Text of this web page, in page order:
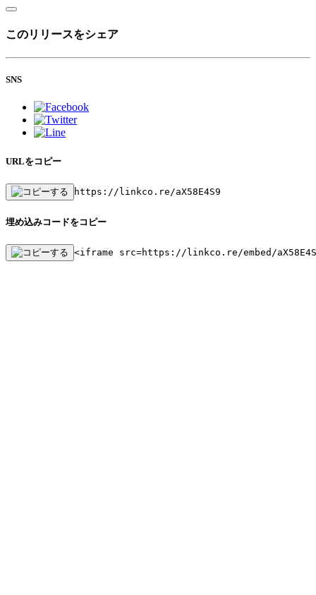
このリリースをシェア
SNS
URLをコピー
https://linkco.re/aX58E4S9
埋め込みコードをコピー
<iframe src=https://linkco.re/embed/